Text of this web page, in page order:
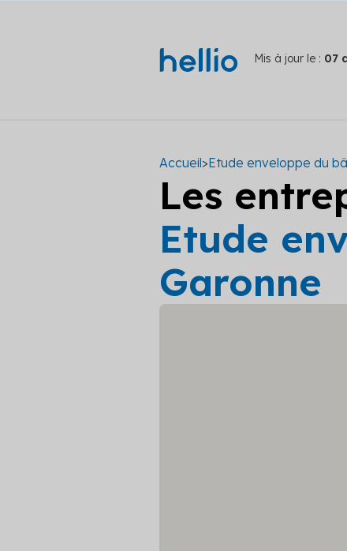
Mis à jour le : 07
Accueil>Etude enveloppe du
Les
Etude
Garonne